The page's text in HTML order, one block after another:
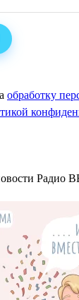
обработку
Радио